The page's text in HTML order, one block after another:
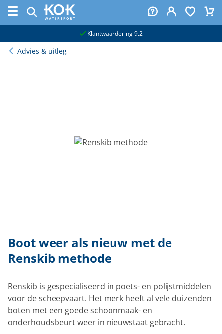
Klantwaardering 9.2
Advies & uitleg
Boot weer als nieuw met de
Renskib methode
Renskib is gespecialiseerd in poets- en polijstmiddelen
voor de scheepvaart. Het merk heeft al vele duizenden
boten met een goede schoonmaak- en
onderhoudsbeurt weer in nieuwstaat gebracht.